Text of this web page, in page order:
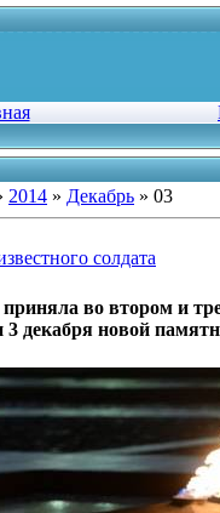
2014 » Декабрь » 03
солдата
во втором и
3 декабря новой